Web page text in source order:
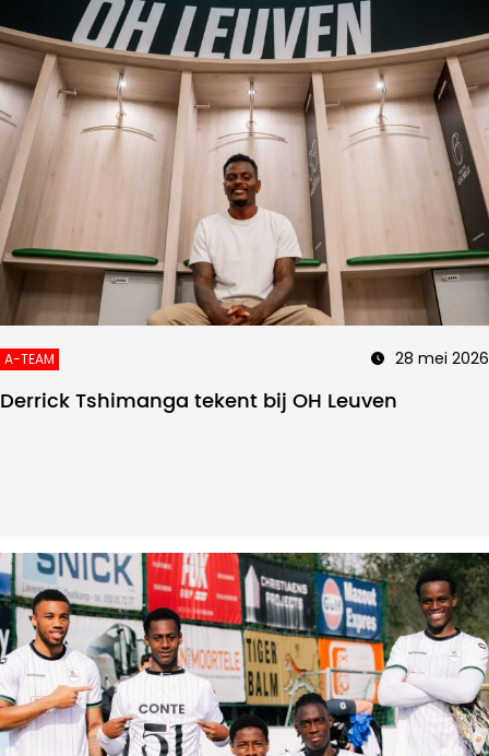
A-TEAM 28 mei 2026
Derrick Tshimanga tekent bij OH Leuven